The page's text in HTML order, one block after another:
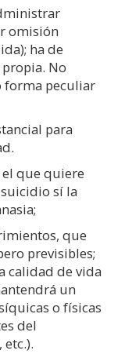
omisión
ha de
No
forma peculiar
para
que quiere
sí la
que
previsibles;
calidad de vida
un
o físicas
del